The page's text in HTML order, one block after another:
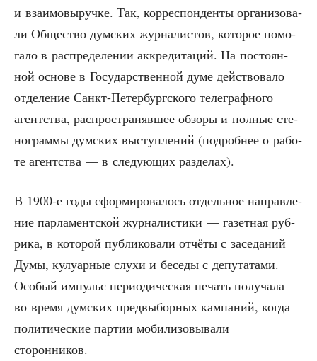
и вза­и­мо­вы­руч­ке. Так, кор­ре­спон­ден­ты орга­ни­зо­ва­
ли Обще­ство дум­ских жур­на­ли­стов, кото­рое помо­
га­ло в рас­пре­де­ле­нии аккре­ди­та­ций. На посто­ян­
ной осно­ве в Госу­дар­ствен­ной думе дей­ство­ва­ло
отде­ле­ние Санкт-Петер­бург­ско­го теле­граф­но­го
агент­ства, рас­про­стра­няв­шее обзо­ры и пол­ные сте­
но­грам­мы дум­ских выступ­ле­ний (подроб­нее о рабо­
те агент­ства — в сле­ду­ю­щих разделах).
В 1900‑е годы сфор­ми­ро­ва­лось отдель­ное направ­ле­
ние пар­ла­мент­ской жур­на­ли­сти­ки — газет­ная руб­
ри­ка, в кото­рой пуб­ли­ко­ва­ли отчё­ты с засе­да­ний
Думы, кулу­ар­ные слу­хи и бесе­ды с депу­та­та­ми.
Осо­бый импульс пери­о­ди­че­ская печать полу­ча­ла
во вре­мя дум­ских пред­вы­бор­ных кам­па­ний, когда
поли­ти­че­ские пар­тии моби­ли­зо­вы­ва­ли
сторонников.